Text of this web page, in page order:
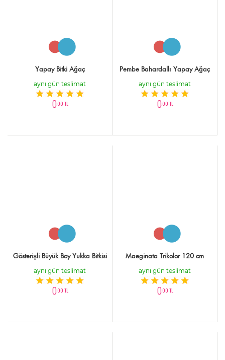
Yapay Bitki Ağaç
aynı gün teslimat
0,00 TL
Pembe Bahardallı Yapay Ağaç
aynı gün teslimat
0,00 TL
Gösterişli Büyük Boy Yukka Bitkisi
aynı gün teslimat
0,00 TL
Maeginata Trikolor 120 cm
aynı gün teslimat
0,00 TL